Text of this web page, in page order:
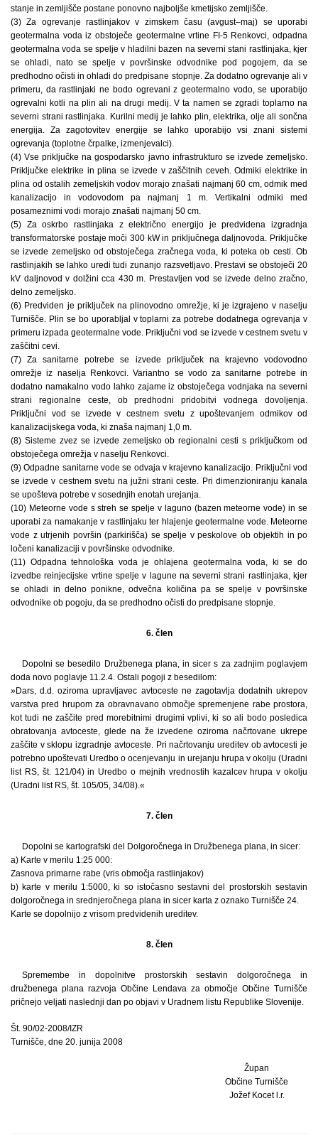
stanje in zemljišče postane ponovno najboljše kmetijsko zemljišče.
(3) Za ogrevanje rastlinjakov v zimskem času (avgust–maj) se uporabi
geotermalna voda iz obstoječe geotermalne vrtine FI-5 Renkovci, odpadna
geotermalna voda se spelje v hladilni bazen na severni stani rastlinjaka, kjer
se ohladi, nato se spelje v površinske odvodnike pod pogojem, da se
predhodno očisti in ohladi do predpisane stopnje. Za dodatno ogrevanje ali v
primeru, da rastlinjaki ne bodo ogrevani z geotermalno vodo, se uporabijo
ogrevalni kotli na plin ali na drugi medij. V ta namen se zgradi toplarno na
severni strani rastlinjaka. Kurilni medij je lahko plin, elektrika, olje ali sončna
energija. Za zagotovitev energije se lahko uporabijo vsi znani sistemi
ogrevanja (toplotne črpalke, izmenjevalci).
(4) Vse priključke na gospodarsko javno infrastrukturo se izvede zemeljsko.
Priključke elektrike in plina se izvede v zaščitnih ceveh. Odmiki elektrike in
plina od ostalih zemeljskih vodov morajo znašati najmanj 60 cm, odmik med
kanalizacijo in vodovodom pa najmanj 1 m. Vertikalni odmiki med
posameznimi vodi morajo znašati najmanj 50 cm.
(5) Za oskrbo rastlinjaka z električno energijo je predvidena izgradnja
transformatorske postaje moči 300 kW in priključnega daljnovoda. Priključke
se izvede zemeljsko od obstoječega zračnega voda, ki poteka ob cesti. Ob
rastlinjakih se lahko uredi tudi zunanjo razsvetljavo. Prestavi se obstoječi 20
kV daljnovod v dolžini cca 430 m. Prestavljen vod se izvede delno zračno,
delno zemeljsko.
(6) Predviden je priključek na plinovodno omrežje, ki je izgrajeno v naselju
Turnišče. Plin se bo uporabljal v toplarni za potrebe dodatnega ogrevanja v
primeru izpada geotermalne vode. Priključni vod se izvede v cestnem svetu v
zaščitni cevi.
(7) Za sanitarne potrebe se izvede priključek na krajevno vodovodno
omrežje iz naselja Renkovci. Variantno se vodo za sanitarne potrebe in
dodatno namakalno vodo lahko zajame iz obstoječega vodnjaka na severni
strani regionalne ceste, ob predhodni pridobitvi vodnega dovoljenja.
Priključni vod se izvede v cestnem svetu z upoštevanjem odmikov od
kanalizacijskega voda, ki znaša najmanj 1,0 m.
(8) Sisteme zvez se izvede zemeljsko ob regionalni cesti s priključkom od
obstoječega omrežja v naselju Renkovci.
(9) Odpadne sanitarne vode se odvaja v krajevno kanalizacijo. Priključni vod
se izvede v cestnem svetu na južni strani ceste. Pri dimenzioniranju kanala
se upošteva potrebe v sosednjih enotah urejanja.
(10) Meteorne vode s streh se spelje v laguno (bazen meteorne vode) in se
uporabi za namakanje v rastlinjaku ter hlajenje geotermalne vode. Meteorne
vode z utrjenih površin (parkirišča) se spelje v peskolove ob objektih in po
ločeni kanalizaciji v površinske odvodnike.
(11) Odpadna tehnološka voda je ohlajena geotermalna voda, ki se do
izvedbe reinjecijske vrtine spelje v lagune na severni strani rastlinjaka, kjer
se ohladi in delno ponikne, odvečna količina pa se spelje v površinske
odvodnike ob pogoju, da se predhodno očisti do predpisane stopnje.
6. člen
Dopolni se besedilo Družbenega plana, in sicer s za zadnjim poglavjem
doda novo poglavje 11.2.4. Ostali pogoji z besedilom:
»Dars, d.d. oziroma upravljavec avtoceste ne zagotavlja dodatnih ukrepov
varstva pred hrupom za obravnavano območje spremenjene rabe prostora,
kot tudi ne zaščite pred morebitnimi drugimi vplivi, ki so ali bodo posledica
obratovanja avtoceste, glede na že izvedene oziroma načrtovane ukrepe
zaščite v sklopu izgradnje avtoceste. Pri načrtovanju ureditev ob avtocesti je
potrebno upoštevati Uredbo o ocenjevanju in urejanju hrupa v okolju (Uradni
list RS, št. 121/04) in Uredbo o mejnih vrednostih kazalcev hrupa v okolju
(Uradni list RS, št. 105/05, 34/08).«
7. člen
Dopolni se kartografski del Dolgoročnega in Družbenega plana, in sicer:
a) Karte v merilu 1:25 000:
Zasnova primarne rabe (vris območja rastlinjakov)
b) karte v merilu 1:5000, ki so istočasno sestavni del prostorskih sestavin
dolgoročnega in srednjeročnega plana in sicer karta z oznako Turnišče 24.
Karte se dopolnijo z vrisom predvidenih ureditev.
8. člen
Spremembe in dopolnitve prostorskih sestavin dolgoročnega in
družbenega plana razvoja Občine Lendava za območje Občine Turnišče
pričnejo veljati naslednji dan po objavi v Uradnem listu Republike Slovenije.
Št. 90/02-2008/IZR
Turnišče, dne 20. junija 2008
Župan
Občine Turnišče
Jožef Kocet l.r.